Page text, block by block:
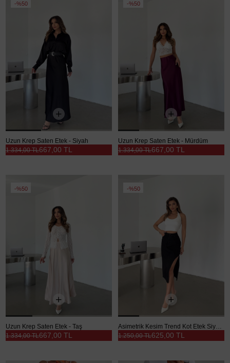
%50
Uzun Krep Saten Etek - Siyah
667,00 TL
1.334,00 TL
%50
Uzun Krep Saten Etek - Mürdüm
667,00 TL
1.334,00 TL
%50
Uzun Krep Saten Etek - Taş
667,00 TL
1.334,00 TL
%50
625,00 TL
1.250,00 TL